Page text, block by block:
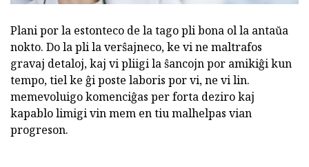
Plani por la estonteco de la tago pli bona ol la antaŭa
nokto. Do la pli la verŝajneco, ke vi ne maltrafos
gravaj detaloj, kaj vi pliigi la ŝancojn por amikiĝi kun
tempo, tiel ke ĝi poste laboris por vi, ne vi lin.
memevoluigo komenciĝas per forta deziro kaj
kapablo limigi vin mem en tiu malhelpas vian
progreson.